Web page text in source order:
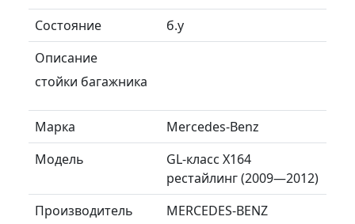
Состояние
б.у
Описание
стойки багажника
Марка
Mercedes-Benz
Модель
GL-класс X164
рестайлинг (2009—2012)
Производитель
MERCEDES-BENZ